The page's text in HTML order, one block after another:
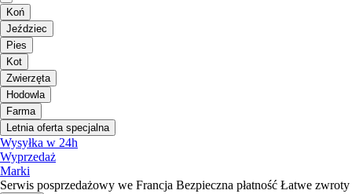
Koń
Jeździec
Pies
Kot
Zwierzęta
Hodowla
Farma
Letnia oferta specjalna
Wysyłka w 24h
Wyprzedaż
Marki
Serwis posprzedażowy we Francja Bezpieczna płatność Łatwe zwroty